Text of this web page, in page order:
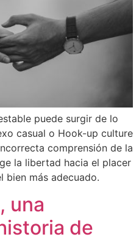
puede surgir de lo
casual o Hook-up culture
comprensión de la
la libertad hacia el placer
bien más adecuado.
una
de